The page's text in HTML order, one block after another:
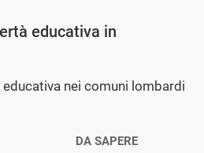
educativa in
nei comuni lombardi
DA SAPERE